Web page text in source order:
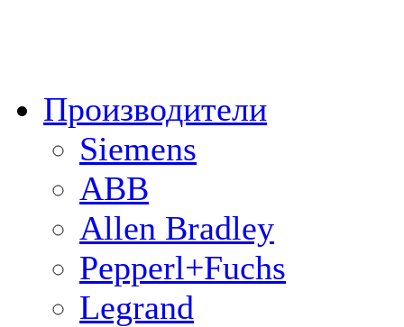
Производители
Siemens
ABB
Allen Bradley
Pepperl+Fuchs
Legrand